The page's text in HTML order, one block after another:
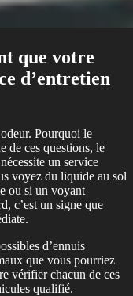
que votre
d’entretien
Pourquoi le
de ces questions, le
un service
voyez du liquide au sol
ou si un voyant
c’est un signe que
d’ennuis
que vous pourriez
vérifier chacun de ces
qualifié.